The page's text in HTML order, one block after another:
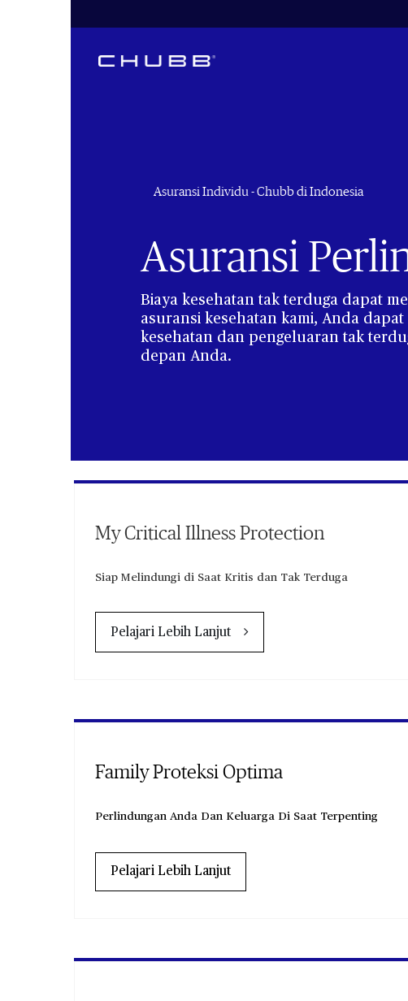
Asuransi Individu - Chubb di Indonesia
Asuransi
Biaya kesehatan tak terduga dapat
asuransi kesehatan kami, Anda
kesehatan dan pengeluaran tak
depan Anda.
My Critical Illness Protection
Siap Melindungi di Saat Kritis dan Tak Terduga
Pelajari Lebih Lanjut
Family Proteksi Optima
Perlindungan Anda Dan Keluarga Di Saat Terpenting
Pelajari Lebih Lanjut